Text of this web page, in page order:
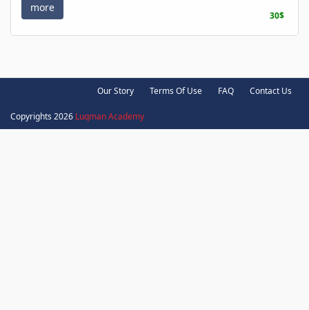
more
30$
Our Story Terms Of Use FAQ Contact Us
Copyrights 2026 Luqman Academy